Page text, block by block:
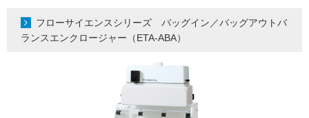
フローサイエンスシリーズ バッグイン／バッグアウトバ
ランスエンクロージャー（ETA-ABA）